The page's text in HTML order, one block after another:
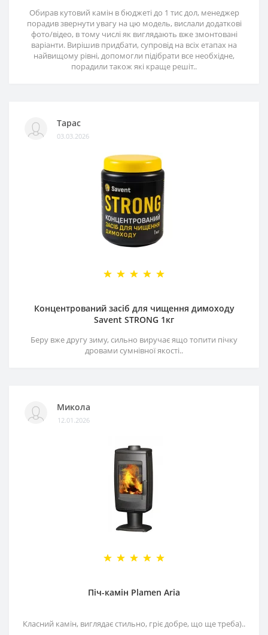
Обирав кутовий камін в бюджеті до 1 тис дол, менеджер
порадив звернути увагу на цю модель, вислали додаткові
фото/відео, в тому числі як виглядають вже змонтовані
варіанти. Вирішив придбати, супровід на всіх етапах на
найвищому рівні, допомогли підібрати все необхідне,
порадили також які краще решіт..
Тарас
03.03.2026
Концентрований засіб для чищення димоходу
Savent STRONG 1кг
Беру вже другу зиму, сильно виручає ящо топити пічку
дровами сумнівної якості..
Микола
12.01.2026
Піч-камін Plamen Aria
Класний камін, виглядає стильно, гріє добре, що ще треба)..